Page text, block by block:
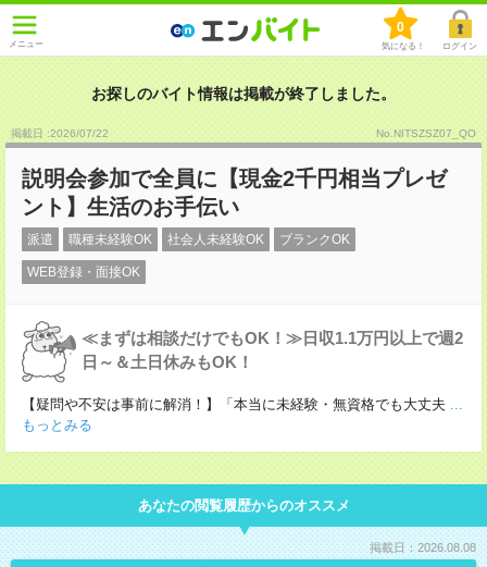
メニュー
0
気になる！ ログイン
お探しのバイト情報は掲載が終了しました。
掲載日 :2026/07/22 No.NITSZSZ07_QO
説明会参加で全員に【現金2千円相当プレゼ
ント】生活のお手伝い
派遣 職種未経験OK 社会人未経験OK ブランクOK
WEB登録・面接OK
≪まずは相談だけでもOK！≫日収1.1万円以上で週2
日～＆土日休みもOK！
【疑問や不安は事前に解消！】「本当に未経験・無資格でも大丈夫 ...
もっとみる
あなたの閲覧履歴からのオススメ
掲載日：2026.08.08